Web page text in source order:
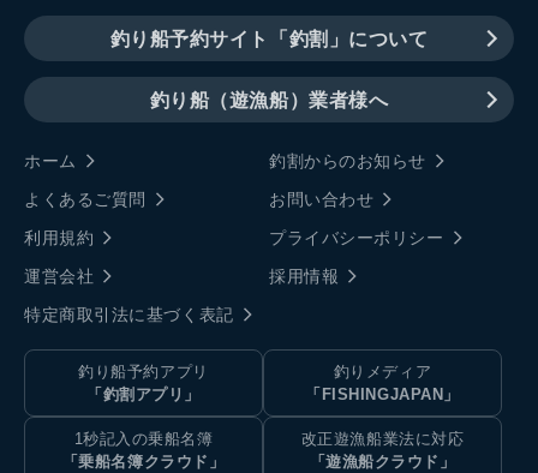
釣り船予約サイト「釣割」について
釣り船（遊漁船）業者様へ
ホーム
釣割からのお知らせ
よくあるご質問
お問い合わせ
利用規約
プライバシーポリシー
運営会社
採用情報
特定商取引法に基づく表記
釣り船予約アプリ
「釣割アプリ」
釣りメディア
「FISHINGJAPAN」
1秒記入の乗船名簿
「乗船名簿クラウド」
改正遊漁船業法に対応
「遊漁船クラウド」